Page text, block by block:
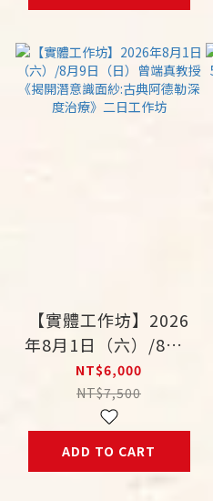
【實體工作坊】2026
年8月1日（六）/8月9
日（日）曾端真教授
《揭開潛意識面紗:古
典阿德勒深度治療》二
日工作坊
NT$6,000
NT$7,500
ADD TO CART